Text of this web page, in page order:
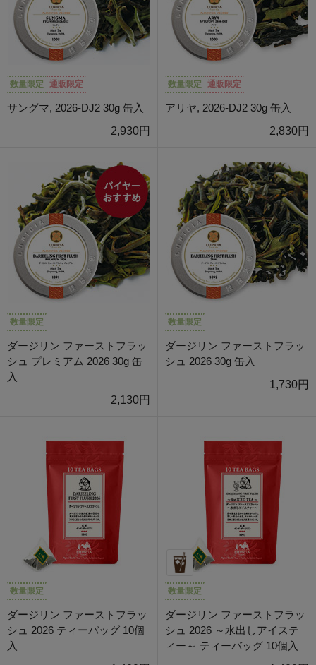
数量限定 通販限定
サングマ, 2026-DJ2 30g 缶入
2,930円
数量限定 通販限定
アリヤ, 2026-DJ2 30g 缶入
2,830円
数量限定
ダージリン ファーストフラッ
シュ プレミアム 2026 30g 缶
入
2,130円
数量限定
ダージリン ファーストフラッ
シュ 2026 30g 缶入
1,730円
数量限定
ダージリン ファーストフラッ
シュ 2026 ティーバッグ 10個
入
数量限定
ダージリン ファーストフラッ
シュ 2026 ～水出しアイステ
ィー～ ティーバッグ 10個入